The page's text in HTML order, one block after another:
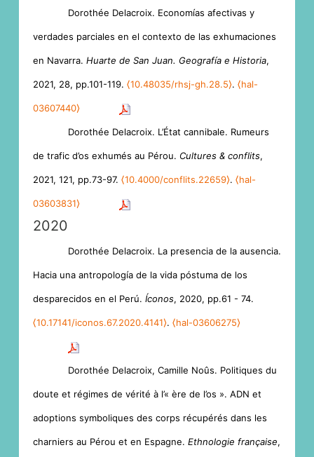
Dorothée Delacroix. Economías afectivas y
verdades parciales en el contexto de las exhumaciones
en Navarra. Huarte de San Juan. Geografía e Historia,
2021, 28, pp.101-119. ⟨10.48035/rhsj-gh.28.5⟩. ⟨hal-
03607440⟩
Dorothée Delacroix. L’État cannibale. Rumeurs
de trafic d’os exhumés au Pérou. Cultures & conflits,
2021, 121, pp.73-97. ⟨10.4000/conflits.22659⟩. ⟨hal-
03603831⟩
2020
Dorothée Delacroix. La presencia de la ausencia.
Hacia una antropología de la vida póstuma de los
desparecidos en el Perú. Íconos, 2020, pp.61 - 74.
⟨10.17141/iconos.67.2020.4141⟩. ⟨hal-03606275⟩
Dorothée Delacroix, Camille Noûs. Politiques du
doute et régimes de vérité à l’« ère de l’os ». ADN et
adoptions symboliques des corps récupérés dans les
charniers au Pérou et en Espagne. Ethnologie française,